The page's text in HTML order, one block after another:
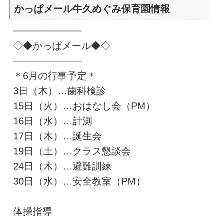
かっぱメール牛久めぐみ保育園情報
──────────
◇◆かっぱメール◆◇
──────────
＊6月の行事予定＊
3日（木）…歯科検診
15日（火）…おはなし会（PM）
16日（水）…計測
17日（木）…誕生会
19日（土）…クラス懇談会
24日（木）…避難訓練
30日（水）…安全教室（PM）
体操指導